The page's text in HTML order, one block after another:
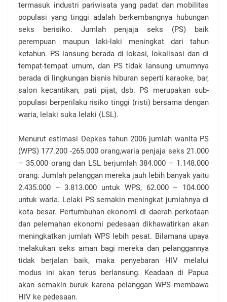
termasuk industri pariwisata yang padat dan mobilitas
populasi yang tinggi adalah berkembangnya hubungan
seks berisiko. Jumlah penjaja seks (PS) baik
perempuan maupun laki-laki meningkat dari tahun
ketahun. PS lansung berada di lokasi, lokalisasi dan di
tempat-tempat umum, dan PS tidak lansung umumnya
berada di lingkungan bisnis hiburan seperti karaoke, bar,
salon kecantikan, pati pijat, dsb. PS merupakan sub-
populasi berperilaku risiko tinggi (risti) bersama dengan
waria, lelaki suka lelaki (LSL).
Menurut estimasi Depkes tahun 2006 jumlah wanita PS
(WPS) 177.200 -265.000 orang,waria penjaja seks 21.000
– 35.000 orang dan LSL berjumlah 384.000 – 1.148.000
orang. Jumlah pelanggan mereka jauh lebih banyak yaitu
2.435.000 – 3.813.000 untuk WPS, 62.000 – 104.000
untuk waria. Lelaki PS semakin meningkat jumlahnya di
kota besar. Pertumbuhan ekonomi di daerah perkotaan
dan pelemahan ekonomi pedesaan dikhawatirkan akan
meningkatkan jumlah WPS lebih pesat. Bilamana upaya
melakukan seks aman bagi mereka dan pelanggannya
tidak berjalan baik, maka penyebaran HIV melalui
modus ini akan terus berlansung. Keadaan di Papua
akan semakin buruk karena pelanggan WPS membawa
HIV ke pedesaan.